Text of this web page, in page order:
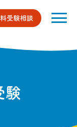
料受験相談
験